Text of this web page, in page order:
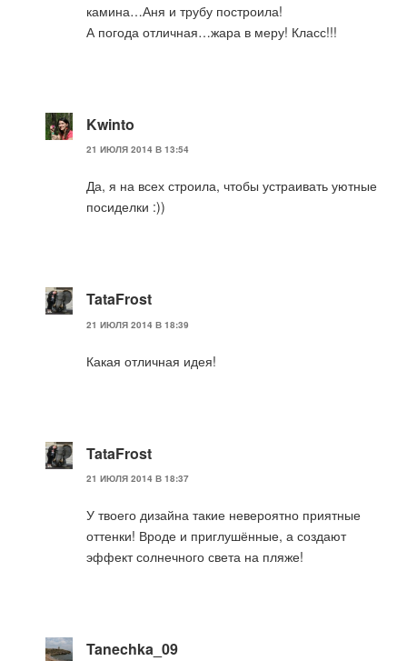
камина…Аня и трубу построила!
А погода отличная…жара в меру! Класс!!!
Kwinto
21 ИЮЛЯ 2014 В 13:54
Да, я на всех строила, чтобы устраивать уютные
посиделки :))
TataFrost
21 ИЮЛЯ 2014 В 18:39
Какая отличная идея!
TataFrost
21 ИЮЛЯ 2014 В 18:37
У твоего дизайна такие невероятно приятные
оттенки! Вроде и приглушённые, а создают
эффект солнечного света на пляже!
Tanechka_09